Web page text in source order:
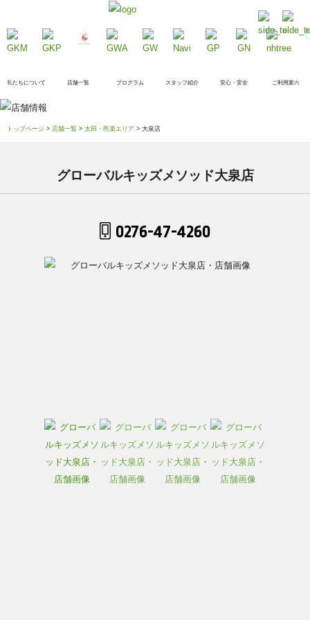
私たちについて 店舗一覧 プログラム スタッフ紹介 安心・安全 ご利用案内
トップページ > 店舗一覧 > 太田・邑楽エリア > 大泉店
グローバルキッズメソッド大泉店
0276-47-4260